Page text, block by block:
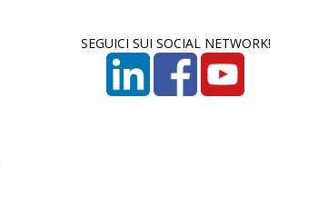
SEGUICI SUI SOCIAL NETWORK!